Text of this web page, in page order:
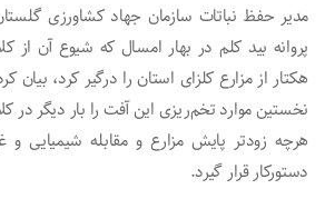
مدیر حفظ نباتات سازمان جهاد کشاورزی
پروانه بید کلم در بهار امسال که شیوع آن از
هکتار از مزارع کلزای استان را درگیر کرد، بیان
نخستین موارد تخم‌ریزی این آفت را بار دیگر در
هرچه زودتر پایش مزارع و مقابله شیمیایی و
دستورکار قرار گیرد.